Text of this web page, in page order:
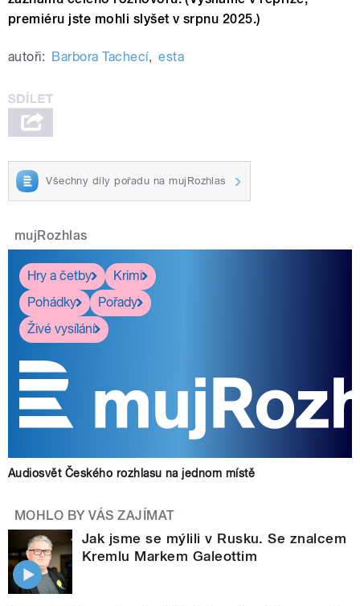
premiéru jste mohli slyšet v srpnu 2025.)
autoři: Barbora Tachecí, esta
Všechny díly pořadu na mujRozhlas
mujRozhlas
Hry a četby
Krimi
Pohádky
Pořady
Živé vysílání
Audiosvět Českého rozhlasu na jednom místě
MOHLO BY VÁS ZAJÍMAT
Jak jsme se mýlili v Rusku. Se znalcem
Kremlu Markem Galeottim